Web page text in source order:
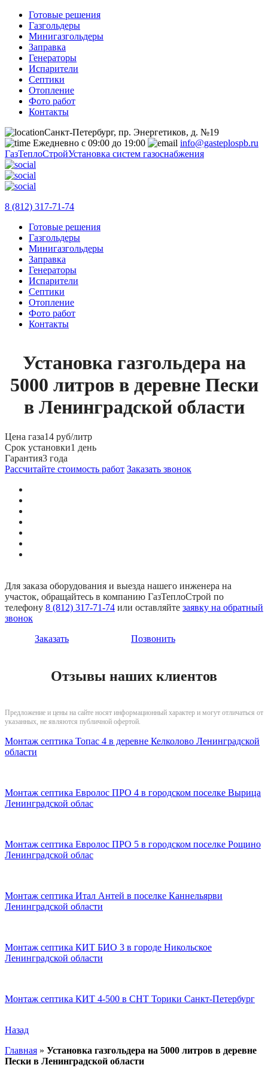
Готовые решения
Газгольдеры
Минигазгольдеры
Заправка
Генераторы
Испарители
Септики
Отопление
Фото работ
Контакты
Санкт-Петербург, пр. Энергетиков, д. №19
Ежедневно с 09:00 до 19:00
info@gasteplospb.ru
ГазТеплоСтройУстановка систем газоснабжения
8 (812) 317-71-74
Готовые решения
Газгольдеры
Минигазгольдеры
Заправка
Генераторы
Испарители
Септики
Отопление
Фото работ
Контакты
Установка газгольдера на
5000 литров в деревне Пески
в Ленинградской области
Цена газа14 руб/литр
Срок установки1 день
Гарантия3 года
Рассчитайте стоимость работ Заказать звонок
Для заказа оборудования и выезда нашего инженера на
участок, обращайтесь в компанию ГазТеплоСтрой по
телефону 8 (812) 317-71-74 или оставляйте заявку на обратный
звонок
Заказать
Позвонить
Отзывы наших клиентов
Предложение и цены на сайте носят информационный характер и могут отличаться от
указанных, не являются публичной офертой.
Монтаж септика Топас 4 в деревне Келколово Ленинградской
области
Монтаж септика Евролос ПРО 4 в городском поселке Вырица
Ленинградской облас
Монтаж септика Евролос ПРО 5 в городском поселке Рощино
Ленинградской облас
Монтаж септика Итал Антей в поселке Каннельярви
Ленинградской области
Монтаж септика КИТ БИО 3 в городе Никольское
Ленинградской области
Монтаж септика КИТ 4-500 в СНТ Торики Санкт-Петербург
Назад
Главная » Установка газгольдера на 5000 литров в деревне
Пески в Ленинградской области